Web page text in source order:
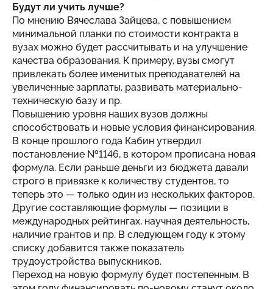
Будут ли учить лучше?
По мнению Вячеслава Зайцева, с повышением
минимальной планки по стоимости контракта в
вузах можно будет рассчитывать и на улучшение
качества образования. К примеру, вузы смогут
привлекать более именитых преподавателей на
увеличенные зарплаты, развивать материально-
техническую базу и пр.
Повышению уровня наших вузов должны
способствовать и новые условия финансирования.
В конце прошлого года Кабин утвердил
постановление №1146, в котором прописана новая
формула. Если раньше деньги из бюджета давали
строго в привязке к количеству студентов, то
теперь это — только один из нескольких факторов.
Другие составляющие формулы — позиции в
международных рейтингах, научная деятельность,
наличие грантов и пр. В следующем году к этому
списку добавится также показатель
трудоустройства выпускников.
Переход на новую формулу будет постепенным. В